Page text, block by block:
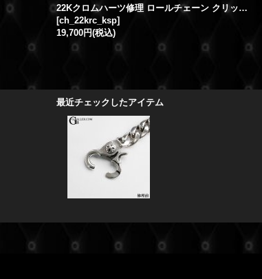
22Kクロムハーツ修理 ロールチェーン クリップバネ交換 留め具破損
[ch_22krc_ksp]
19,700円(税込)
最近チェックしたアイテム